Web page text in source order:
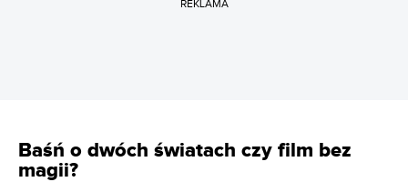
REKLAMA
Baśń o dwóch światach czy film bez
magii?